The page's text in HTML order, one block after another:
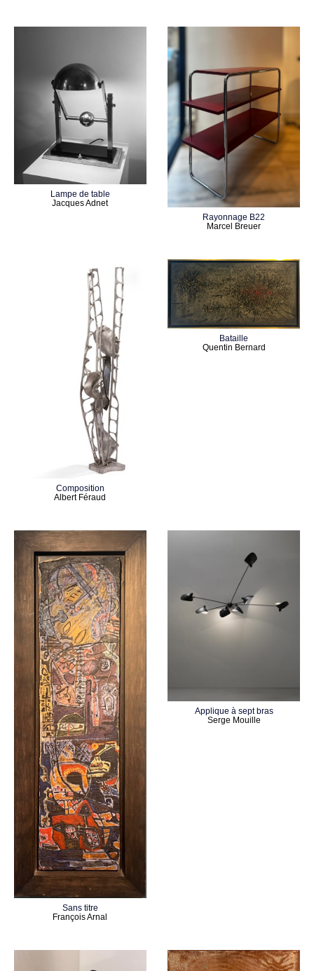
Lampe de table
Jacques Adnet
Rayonnage B22
Marcel Breuer
Composition
Albert Féraud
Bataille
Quentin Bernard
Sans titre
François Arnal
Applique à sept bras
Serge Mouille